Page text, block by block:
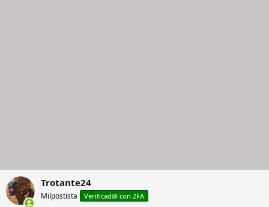
Trotante24
Milpostista Verificad@ con 2FA